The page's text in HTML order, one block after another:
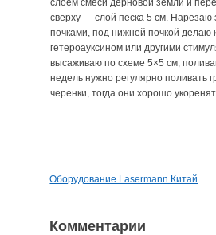
сверху — слой песка 5 см. Нарезаю
почками, под нижней почкой делаю
гетероауксином или другими
высаживаю по схеме 5×5 см,
недель нужно регулярно поливать
черенки, тогда они хорошо
Оборудование Lasermann Китай
Комментарии